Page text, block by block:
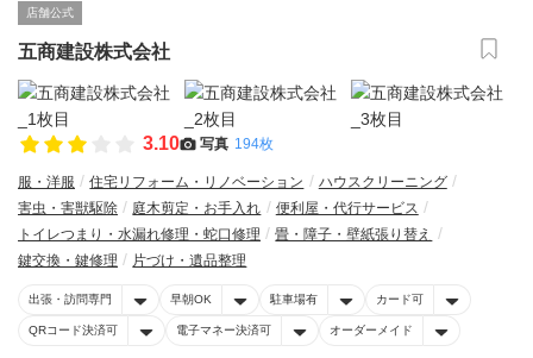
店舗公式
五商建設株式会社
3.10 写真 194枚
服・洋服 住宅リフォーム・リノベーション
ハウスクリーニング
害虫・害獣駆除
庭木剪定・お手入れ
便利屋・代行サービス
トイレつまり・水漏れ修理・蛇口修理
畳・障子・壁紙張り替え
鍵交換・鍵修理
片づけ・遺品整理
出張・訪問専門 早朝OK 駐車場有 カード可
QRコード決済可 電子マネー決済可 オーダーメイド